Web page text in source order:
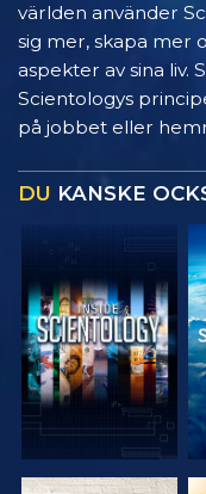
världen använder
sig mer, skapa mer
aspekter av sina liv.
Scientologys
på jobbet eller
DU KANSKE